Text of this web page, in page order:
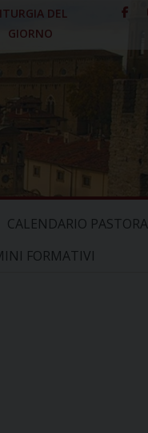
DEL
GIORNO
CALENDARIO
FORMATIVI